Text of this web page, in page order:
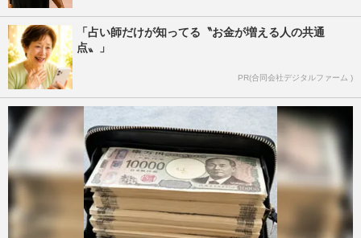
「占い師だけが知ってる〝お金が増える人の共通
点〟」
PR(合同会社デジタルファーム )